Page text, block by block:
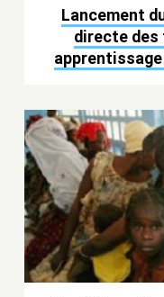
Lancement
directe des
apprentissage